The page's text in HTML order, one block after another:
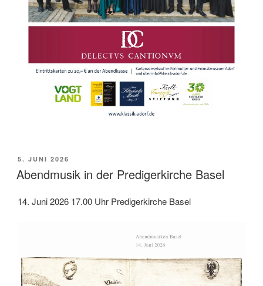
VERÖFFENTLICHT
AM
5. JUNI 2026
Abendmusik in der Predigerkirche Basel
14. Juni 2026 17.00 Uhr Predigerkirche Basel